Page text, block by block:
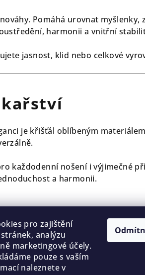
pro zajištění
analýzu
marketingové účely.
pouze s vaším
naleznete v
Pomáhá urovnat myšlenky,
harmonii a vnitřní
jasnost, klid nebo celkové
je křišťál oblíbeným
každodenní nošení i výjimečné
a harmonii.
Předchozí článek